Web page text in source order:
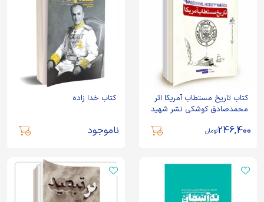
کتاب تاریخ مستطاب آمریکا اثر
محمدصادق کوشکی نشر شهید
246,400تومان
کتاب خدا زاده
ناموجود